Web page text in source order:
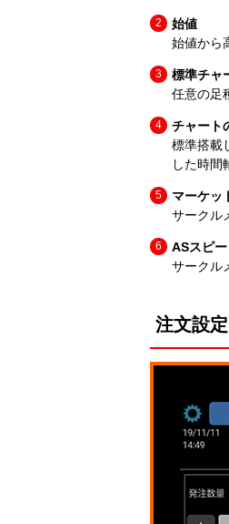
始値
始値から
標準チャ
任意の足
チャート
標準搭載
した時間
マーケッ
サークル
ASスピー
サークル
注文設